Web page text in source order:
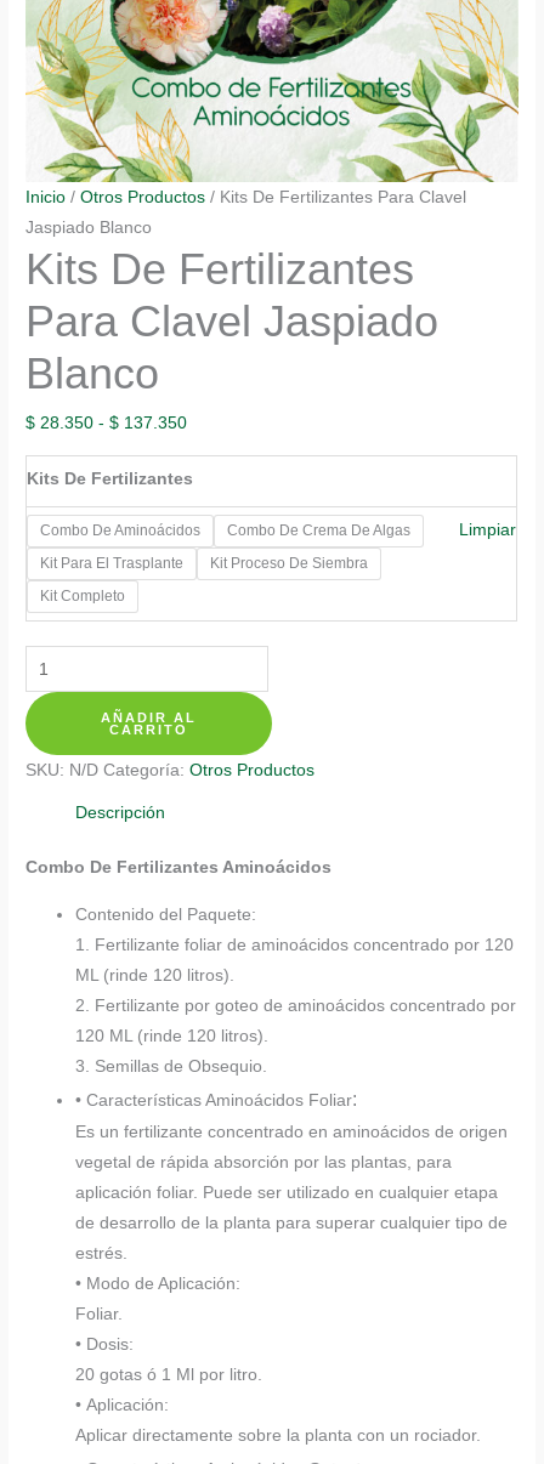
Inicio /Otros Productos / Kits De Fertilizantes Para Clavel
Jaspiado Blanco
Kits De Fertilizantes
Para Clavel Jaspiado
Blanco
$ 28.350 - $ 137.350Rango
de
precios:
desde
$ 28.350
hasta
Kits De Fertilizantes
Combo De Aminoácidos
Combo De Crema De Algas
Kit Para El Trasplante
Kit Proceso De Siembra
Kit Completo
Limpiar
Kits
De
Fertilizantes
Para
Clavel
Jaspiado
cantidad
AÑADIR AL
CARRITO
SKU: N/D Categoría:Otros Productos
Descripción
Combo De Fertilizantes Aminoácidos
Contenido del Paquete:
1. Fertilizante foliar de aminoácidos concentrado por 120
ML (rinde 120 litros).
2. Fertilizante por goteo de aminoácidos concentrado por
120 ML (rinde 120 litros).
3. Semillas de Obsequio.
• Características Aminoácidos Foliar:
Es un fertilizante concentrado en aminoácidos de origen
vegetal de rápida absorción por las plantas, para
aplicación foliar. Puede ser utilizado en cualquier etapa
de desarrollo de la planta para superar cualquier tipo de
estrés.
• Modo de Aplicación:
Foliar.
• Dosis:
20 gotas ó 1 Ml por litro.
• Aplicación:
Aplicar directamente sobre la planta con un rociador.